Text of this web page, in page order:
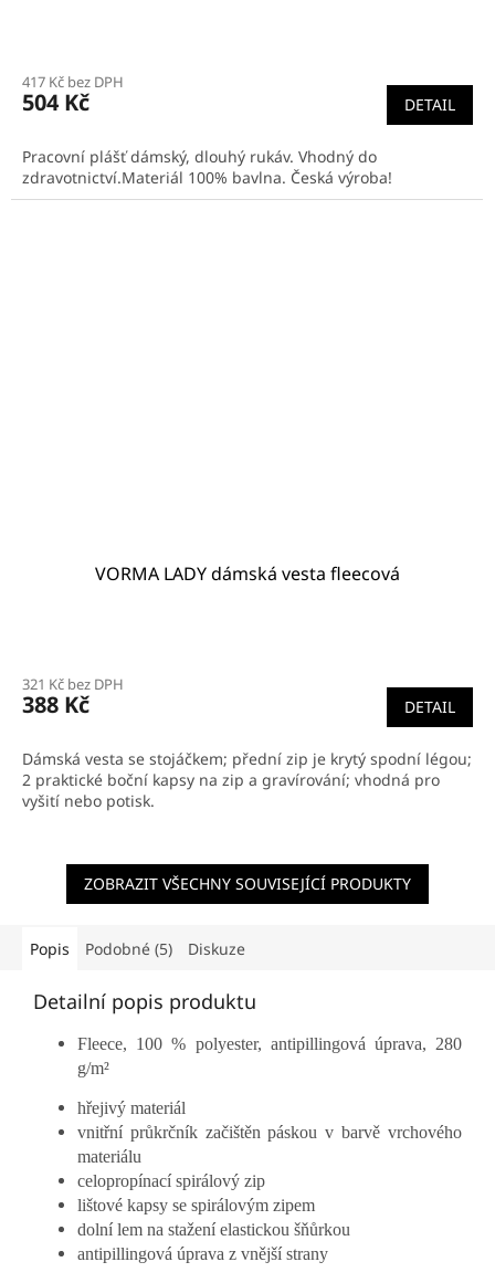
produktu
je
z
5
417 Kč bez DPH
504 Kč DETAIL
Pracovní plášť dámský, dlouhý rukáv. Vhodný do
zdravotnictví.Materiál 100% bavlna. Česká výroba!
VORMA LADY dámská vesta fleecová
produktu
je
z
5
hvězdiček.
321 Kč bez DPH
388 Kč DETAIL
Dámská vesta se stojáčkem; přední zip je krytý spodní légou;
2 praktické boční kapsy na zip a gravírování; vhodná pro
vyšití nebo potisk.
ZOBRAZIT VŠECHNY SOUVISEJÍCÍ PRODUKTY
Popis Podobné (5) Diskuze
Detailní popis produktu
Fleece, 100 % polyester, antipillingová úprava, 280
g/m²
hřejivý materiál
vnitřní průkrčník začištěn páskou v barvě vrchového
materiálu
celopropínací spirálový zip
lištové kapsy se spirálovým zipem
dolní lem na stažení elastickou šňůrkou
antipillingová úprava z vnější strany